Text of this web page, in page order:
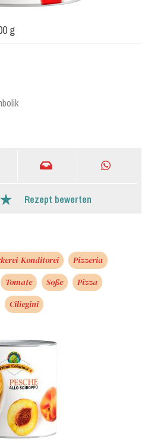
g
Rezept bewerten
Konditorei
Pizzeria
Tomate Soße
Pizza
Ciliegini